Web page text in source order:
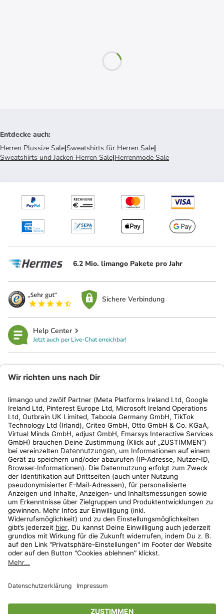
Entdecke auch:
Herren Plussize Sale|Sweatshirts für Herren Sale|
Sweatshirts und Jacken Herren Sale|Herrenmode Sale
6.2 Mio. limango Pakete pro Jahr
Sichere Verbindung
Help Center
Jetzt auch per Live-Chat erreichbar!
Kundenservice
Shop
Aktionen
Travel